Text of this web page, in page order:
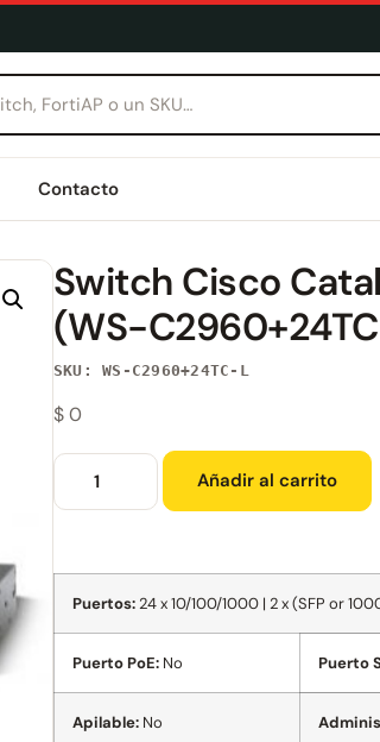
Contacto
Switch Cisco
(WS-
SKU: WS-C2960+24TC-L
$0
Añadir al carrito
Puertos:24 x 10/100/1000 | 2 x (SFP or
Puerto PoE:No Puerto
Apilable:No